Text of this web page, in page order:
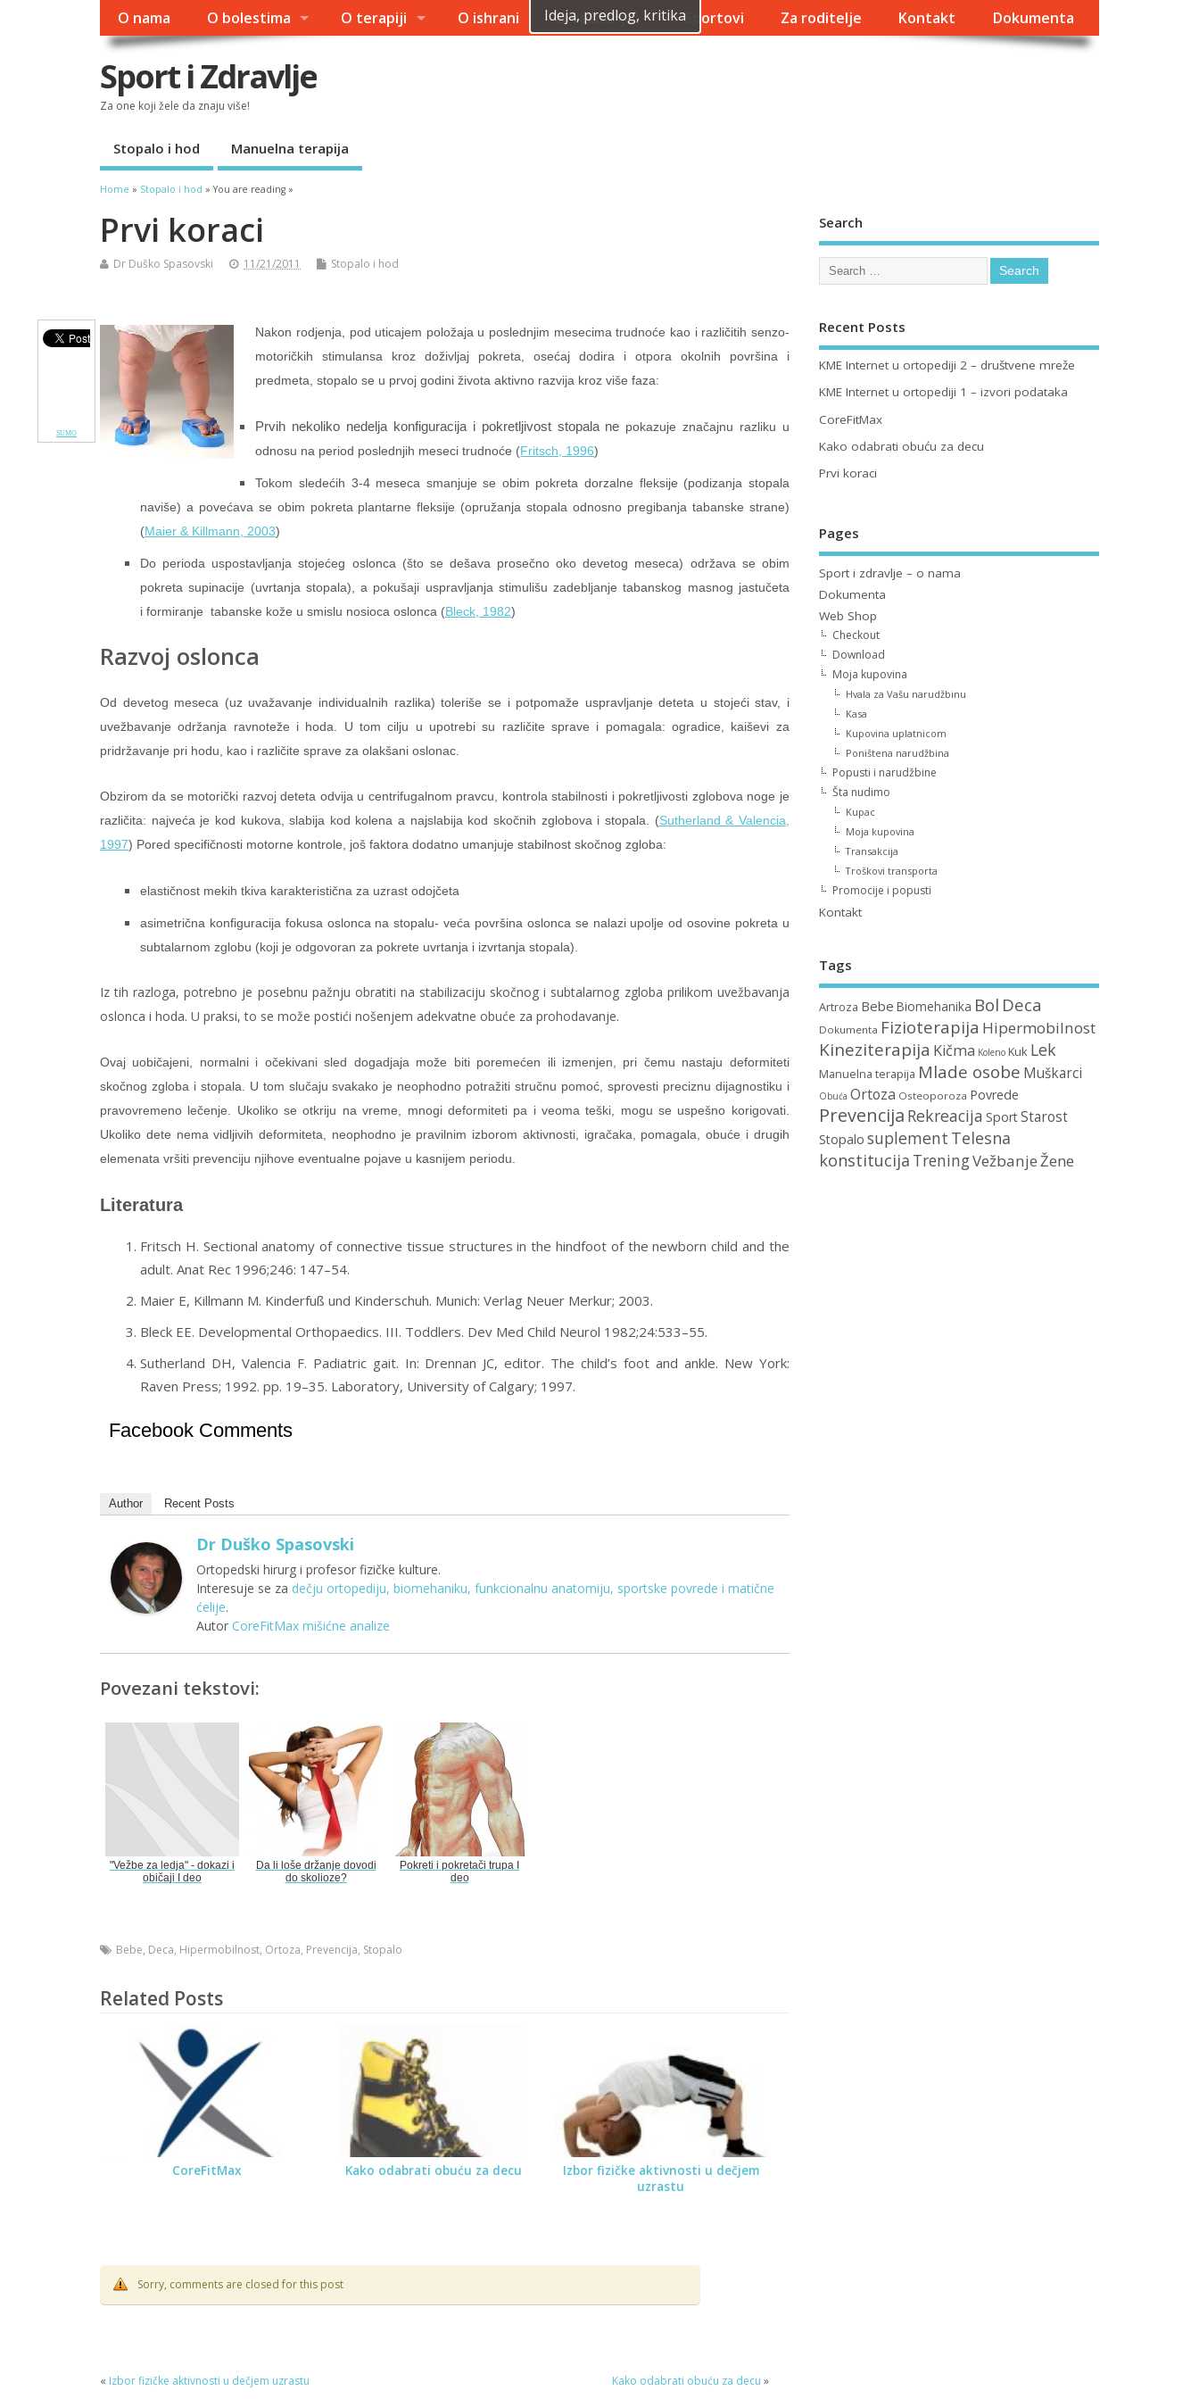
O nama O bolestima O terapiji O ishrani O vežbanju Sportovi Za roditelje Kontakt Dokumenta
Sport i Zdravlje
Za one koji žele da znaju više!
Stopalo i hod Manuelna terapija
Home » Stopalo i hod » You are reading »
Prvi koraci
Dr Duško Spasovski 11/21/2011 Stopalo i hod
SUMO
Nakon rodjenja, pod uticajem položaja u poslednjim mesecima trudnoće kao i različitih senzo-
motoričkih stimulansa kroz doživljaj pokreta, osećaj dodira i otpora okolnih površina i
predmeta, stopalo se u prvoj godini života aktivno razvija kroz više faza:
Prvih nekoliko nedelja konfiguracija i pokretljivost stopala ne pokazuje značajnu razliku u
odnosu na period poslednjih meseci trudnoće (Fritsch, 1996)
Tokom sledećih 3-4 meseca smanjuje se obim pokreta dorzalne fleksije (podizanja stopala
naviše) a povećava se obim pokreta plantarne fleksije (opružanja stopala odnosno pregibanja tabanske strane)
(Maier & Killmann, 2003)
Do perioda uspostavljanja stojećeg oslonca (što se dešava prosečno oko devetog meseca) održava se obim
pokreta supinacije (uvrtanja stopala), a pokušaji uspravljanja stimulišu zadebljanje tabanskog masnog jastučeta
i formiranje tabanske kože u smislu nosioca oslonca (Bleck, 1982)
Razvoj oslonca
Od devetog meseca (uz uvažavanje individualnih razlika) toleriše se i potpomaže uspravljanje deteta u stojeći stav, i
uvežbavanje održanja ravnoteže i hoda. U tom cilju u upotrebi su različite sprave i pomagala: ogradice, kaiševi za
pridržavanje pri hodu, kao i različite sprave za olakšani oslonac.
Obzirom da se motorički razvoj deteta odvija u centrifugalnom pravcu, kontrola stabilnosti i pokretljivosti zglobova noge je
različita: najveća je kod kukova, slabija kod kolena a najslabija kod skočnih zglobova i stopala. (Sutherland & Valencia,
1997) Pored specifičnosti motorne kontrole, još faktora dodatno umanjuje stabilnost skočnog zgloba:
elastičnost mekih tkiva karakteristična za uzrast odojčeta
asimetrična konfiguracija fokusa oslonca na stopalu- veća površina oslonca se nalazi upolje od osovine pokreta u
subtalarnom zglobu (koji je odgovoran za pokrete uvrtanja i izvrtanja stopala).
Iz tih razloga, potrebno je posebnu pažnju obratiti na stabilizaciju skočnog i subtalarnog zgloba prilikom uvežbavanja
oslonca i hoda. U praksi, to se može postići nošenjem adekvatne obuće za prohodavanje.
Ovaj uobičajeni, normalni i očekivani sled dogadjaja može biti poremećen ili izmenjen, pri čemu nastaju deformiteti
skočnog zgloba i stopala. U tom slučaju svakako je neophodno potražiti stručnu pomoć, sprovesti preciznu dijagnostiku i
pravovremeno lečenje. Ukoliko se otkriju na vreme, mnogi deformiteti pa i veoma teški, mogu se uspešno korigovati.
Ukoliko dete nema vidljivih deformiteta, neophodno je pravilnim izborom aktivnosti, igračaka, pomagala, obuće i drugih
elemenata vršiti prevenciju njihove eventualne pojave u kasnijem periodu.
Literatura
Fritsch H. Sectional anatomy of connective tissue structures in the hindfoot of the newborn child and the
adult. Anat Rec 1996;246: 147–54.
Maier E, Killmann M. Kinderfuß und Kinderschuh. Munich: Verlag Neuer Merkur; 2003.
Bleck EE. Developmental Orthopaedics. III. Toddlers. Dev Med Child Neurol 1982;24:533–55.
Sutherland DH, Valencia F. Padiatric gait. In: Drennan JC, editor. The child’s foot and ankle. New York:
Raven Press; 1992. pp. 19–35. Laboratory, University of Calgary; 1997.
Facebook Comments
Author Recent Posts
Dr Duško Spasovski
Ortopedski hirurg i profesor fizičke kulture.
Interesuje se za dečju ortopediju, biomehaniku, funkcionalnu anatomiju, sportske povrede i matične
ćelije.
Autor CoreFitMax mišićne analize
Povezani tekstovi:
"Vežbe za ledja" - dokazi i
običaji I deo
Da li loše držanje dovodi
do skolioze?
Pokreti i pokretači trupa I
deo
Bebe, Deca, Hipermobilnost, Ortoza, Prevencija, Stopalo
Related Posts
CoreFitMax Kako odabrati obuću za decu
Izbor fizičke aktivnosti u dečjem
uzrastu
Sorry, comments are closed for this post
« Izbor fizičke aktivnosti u dečjem uzrastu Kako odabrati obuću za decu »
Search
Recent Posts
KME Internet u ortopediji 2 – društvene mreže
KME Internet u ortopediji 1 – izvori podataka
CoreFitMax
Kako odabrati obuću za decu
Prvi koraci
Pages
Sport i zdravlje – o nama
Dokumenta
Web Shop
Checkout
Download
Moja kupovina
Hvala za Vašu narudžbinu
Kasa
Kupovina uplatnicom
Poništena narudžbina
Popusti i narudžbine
Šta nudimo
Kupac
Moja kupovina
Transakcija
Troškovi transporta
Promocije i popusti
Kontakt
Tags
Artroza Bebe Biomehanika Bol Deca
Dokumenta Fizioterapija Hipermobilnost
Kineziterapija Kičma Koleno Kuk Lek
Manuelna terapija Mlade osobe Muškarci
Obuća Ortoza Osteoporoza Povrede
Prevencija Rekreacija SportStarost
Stopalo suplement Telesna
konstitucija TreningVežbanjeŽene
Ideja, predlog, kritika